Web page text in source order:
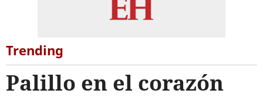
Trending
Palillo en el corazón